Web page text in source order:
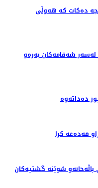
ده‌كات كه‌ هه‌وڵی
شه‌قامه‌كان به‌ره‌و
قه‌ده‌غه‌ كرا
شوێنه‌ گشتیه‌كان